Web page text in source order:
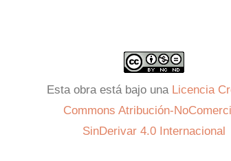
Esta obra está bajo una Licencia
Commons Atribución-
SinDerivar 4.0 Internacional